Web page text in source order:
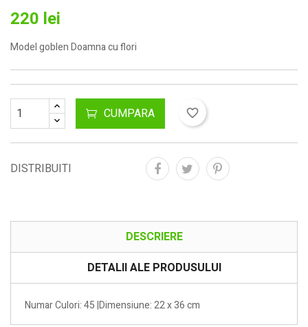
220 lei
Model goblen Doamna cu flori
CUMPARA favorite_border
DISTRIBUITI
DESCRIERE
DETALII ALE PRODUSULUI
Numar Culori: 45 |Dimensiune: 22 x 36 cm